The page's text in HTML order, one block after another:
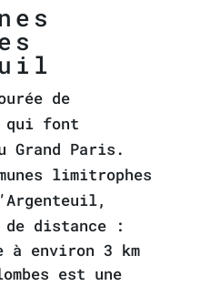
de
qui font
Grand Paris.
limitrophes
de distance :
environ 3 km
est une